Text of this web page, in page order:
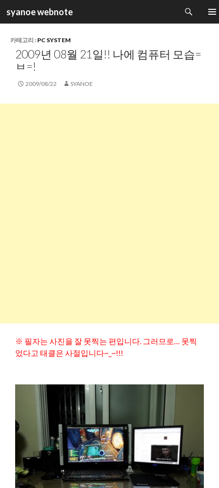
syanoe webnote
색
츠카테고리 : PC SYSTEM
2009년 08월 21일!! 나에 컴퓨터 모습=
ㅂ=!
2009/08/22 SYANOE
※ 필자는 사진을 잘 못찍는 편입니다. 그러므로… 못찍
었다고 태클은 사절입니다~_~!!!